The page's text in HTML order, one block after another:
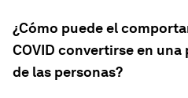
¿Cómo puede el
COVID convertirse en
de las personas?